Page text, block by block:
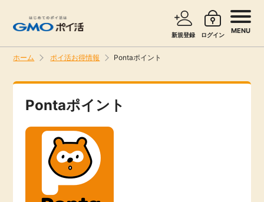
新規登録 ログイン MENU
ホーム ポイ活お得情報 Pontaポイント
お知らせ
サービスで探す ショッピングで探す
無料サービス
エンタメ
Pontaポイント